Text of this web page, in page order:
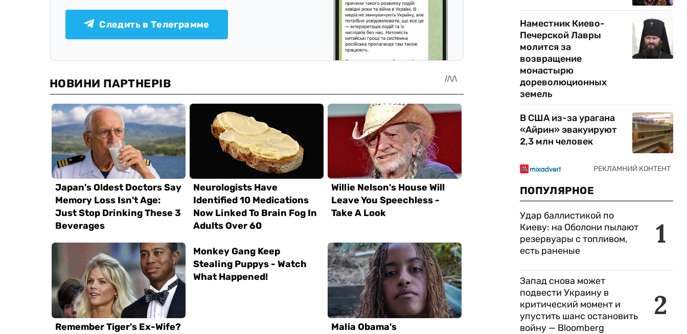
Следить в Телеграмме
Наместник Киево-
Печерской Лавры
молится за
возвращение
монастырю
дореволюционных
земель
В США из-за урагана
«Айрин» эвакуируют
2,3 млн человек
ПОПУЛЯРНОЕ
1
Удар баллистикой по
Киеву: на Оболони пылают
резервуары с топливом,
есть раненые
2
Запад снова может
подвести Украину в
критический момент и
упустить шанс остановить
войну — Bloomberg